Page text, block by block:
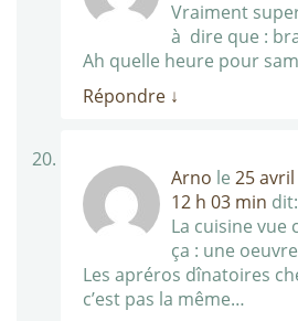
Vraiment
à dire que :
Ah quelle heure pour
Répondre ↓
Arno le 25 avril
12 h 03 min dit:
La cuisine vue
ça : une
Les apréros dînatoires
c’est pas la même…